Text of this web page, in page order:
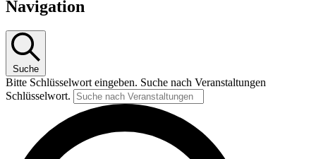
Navigation
Suche
Bitte Schlüsselwort eingeben. Suche nach Veranstaltungen
Schlüsselwort.